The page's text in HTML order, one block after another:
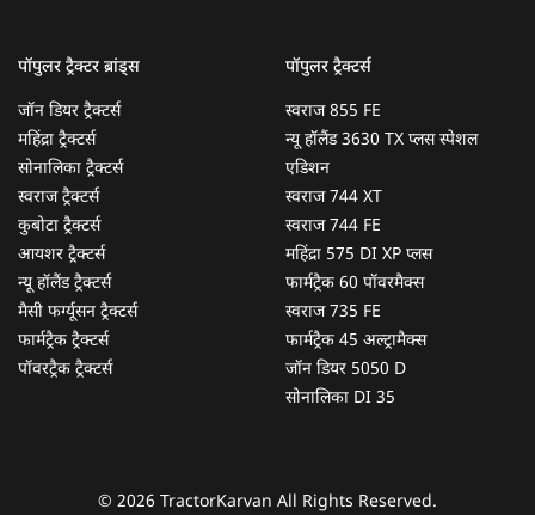
पॉपुलर ट्रैक्टर ब्रांड्स
जॉन डियर ट्रैक्टर्स
महिंद्रा ट्रैक्टर्स
सोनालिका ट्रैक्टर्स
स्वराज ट्रैक्टर्स
कुबोटा ट्रैक्टर्स
आयशर ट्रैक्टर्स
न्यू हॉलैंड ट्रैक्टर्स
मैसी फर्ग्यूसन ट्रैक्टर्स
फार्मट्रैक ट्रैक्टर्स
पॉवरट्रैक ट्रैक्टर्स
पॉपुलर ट्रैक्टर्स
स्वराज 855 FE
न्यू हॉलैंड 3630 TX प्लस स्पेशल
एडिशन
स्वराज 744 XT
स्वराज 744 FE
महिंद्रा 575 DI XP प्लस
फार्मट्रैक 60 पॉवरमैक्स
स्वराज 735 FE
फार्मट्रैक 45 अल्ट्रामैक्स
जॉन डियर 5050 D
सोनालिका DI 35
© 2026 TractorKarvan All Rights Reserved.